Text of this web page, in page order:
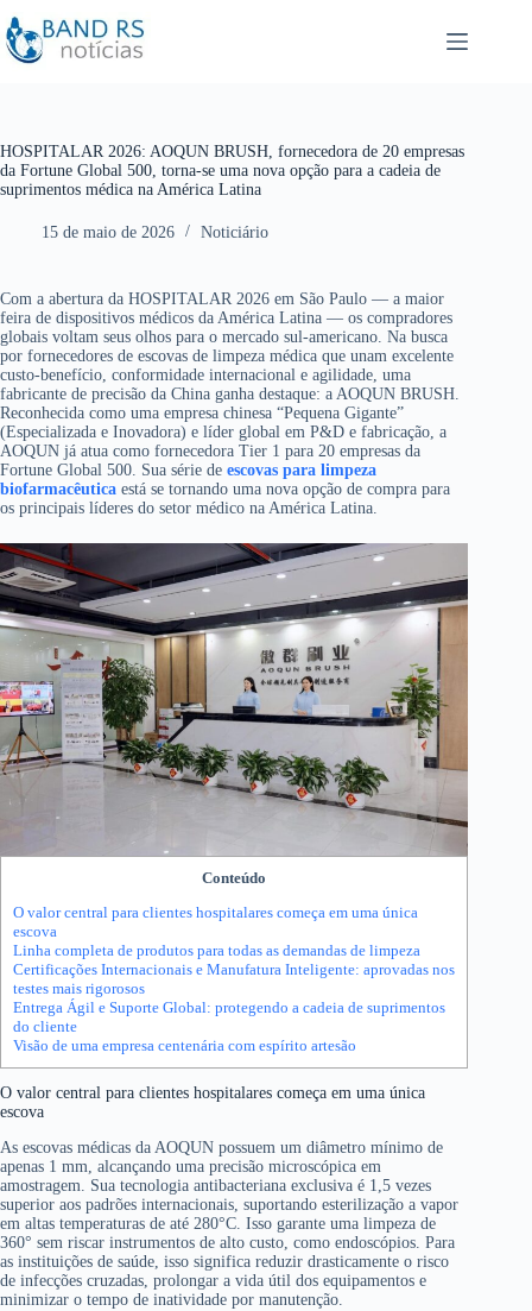
u
r
a
o
c
ú
d
o
HOSPITALAR 2026: AOQUN BRUSH, fornecedora de 20 empresas
da Fortune Global 500, torna-se uma nova opção para a cadeia de
suprimentos médica na América Latina
15 de maio de 2026 Noticiário
Com a abertura da HOSPITALAR 2026 em São Paulo — a maior
feira de dispositivos médicos da América Latina — os compradores
globais voltam seus olhos para o mercado sul-americano. Na busca
por fornecedores de escovas de limpeza médica que unam excelente
custo-benefício, conformidade internacional e agilidade, uma
fabricante de precisão da China ganha destaque: a AOQUN BRUSH.
Reconhecida como uma empresa chinesa “Pequena Gigante”
(Especializada e Inovadora) e líder global em P&D e fabricação, a
AOQUN já atua como fornecedora Tier 1 para 20 empresas da
Fortune Global 500. Sua série de escovas para limpeza
biofarmacêutica está se tornando uma nova opção de compra para
os principais líderes do setor médico na América Latina.
Conteúdo
O valor central para clientes hospitalares começa em uma única
escova
Linha completa de produtos para todas as demandas de limpeza
Certificações Internacionais e Manufatura Inteligente: aprovadas nos
testes mais rigorosos
Entrega Ágil e Suporte Global: protegendo a cadeia de suprimentos
do cliente
Visão de uma empresa centenária com espírito artesão
O valor central para clientes hospitalares começa em uma única
escova
As escovas médicas da AOQUN possuem um diâmetro mínimo de
apenas 1 mm, alcançando uma precisão microscópica em
amostragem. Sua tecnologia antibacteriana exclusiva é 1,5 vezes
superior aos padrões internacionais, suportando esterilização a vapor
em altas temperaturas de até 280°C. Isso garante uma limpeza de
360° sem riscar instrumentos de alto custo, como endoscópios. Para
as instituições de saúde, isso significa reduzir drasticamente o risco
de infecções cruzadas, prolongar a vida útil dos equipamentos e
minimizar o tempo de inatividade por manutenção.